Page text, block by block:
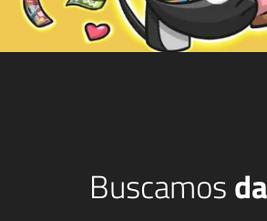
Buscamos